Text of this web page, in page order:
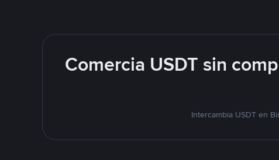
Comercia USDT sin
Intercambia USDT en